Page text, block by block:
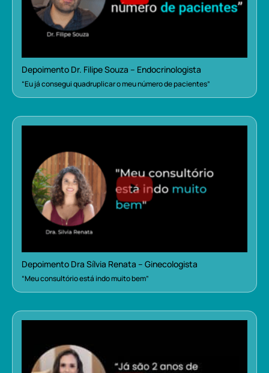
Depoimento Dr. Filipe Souza – Endocrinologista
“Eu já consegui quadruplicar o meu número de pacientes”
Depoimento Dra Sílvia Renata – Ginecologista
“Meu consultório está indo muito bem”